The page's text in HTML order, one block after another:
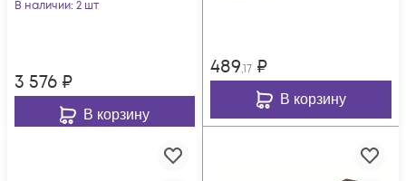
В наличии: 2 шт
3 576 ₽
В корзину
489,17 ₽
В корзину